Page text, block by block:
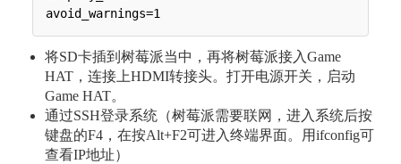
将SD卡插到树莓派当中，再将树莓派接入Game
HAT，连接上HDMI转接头。打开电源开关，启动
Game HAT。
通过SSH登录系统（树莓派需要联网，进入系统后按
键盘的F4，在按Alt+F2可进入终端界面。用ifconfig可
查看IP地址）